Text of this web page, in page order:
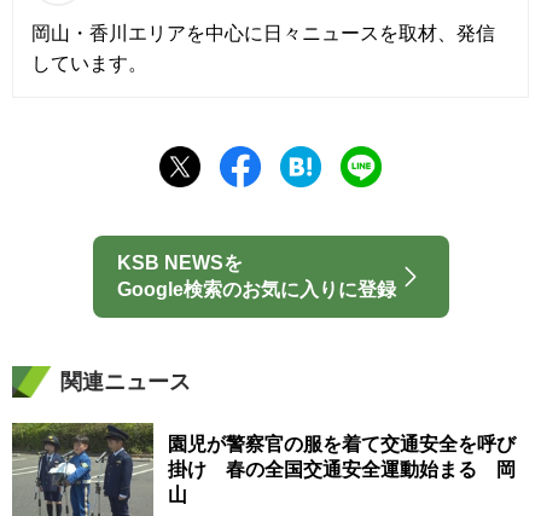
岡山・香川エリアを中心に日々ニュースを取材、発信
しています。
KSB NEWSを
Google検索のお気に入りに登録
関連ニュース
園児が警察官の服を着て交通安全を呼び
掛け 春の全国交通安全運動始まる 岡
山